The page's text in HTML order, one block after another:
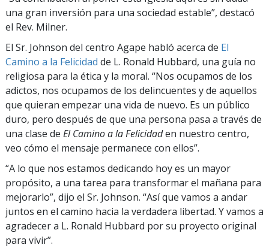
una gran inversión para una sociedad estable”, destacó
el Rev. Milner.
El Sr. Johnson del centro Agape habló acerca de El
Camino a la Felicidad de L. Ronald Hubbard, una guía no
religiosa para la ética y la moral. “Nos ocupamos de los
adictos, nos ocupamos de los delincuentes y de aquellos
que quieran empezar una vida de nuevo. Es un público
duro, pero después de que una persona pasa a través de
una clase de El Camino a la Felicidaden nuestro centro,
veo cómo el mensaje permanece con ellos”.
“A lo que nos estamos dedicando hoy es un mayor
propósito, a una tarea para transformar el mañana para
mejorarlo”, dijo el Sr. Johnson. “Así que vamos a andar
juntos en el camino hacia la verdadera libertad. Y vamos a
agradecer a L. Ronald Hubbard por su proyecto original
para vivir”.